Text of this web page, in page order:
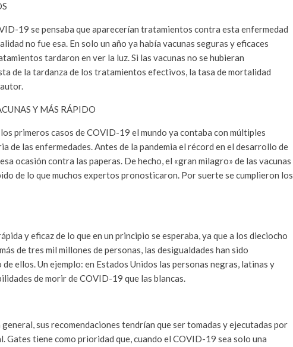
19 se pensaba que aparecerían tratamientos contra esta enfermedad
no fue esa. En solo un año ya había vacunas seguras y eficaces
tardaron en ver la luz. Si las vacunas no se hubieran
de la tardanza de los tratamientos efectivos, la tasa de mortalidad
Y MÁS RÁPIDO
primeros casos de COVID-19 el mundo ya contaba con múltiples
de las enfermedades. Antes de la pandemia el récord en el desarrollo de
ocasión contra las paperas. De hecho, el «gran milagro» de las vacunas
de lo que muchos expertos pronosticaron. Por suerte se cumplieron los
y eficaz de lo que en un principio se esperaba, ya que a los dieciocho
de tres mil millones de personas, las desigualdades han sido
ellos. Un ejemplo: en Estados Unidos las personas negras, latinas y
de morir de COVID-19 que las blancas.
sus recomendaciones tendrían que ser tomadas y ejecutadas por
Gates tiene como prioridad que, cuando el COVID-19 sea solo una